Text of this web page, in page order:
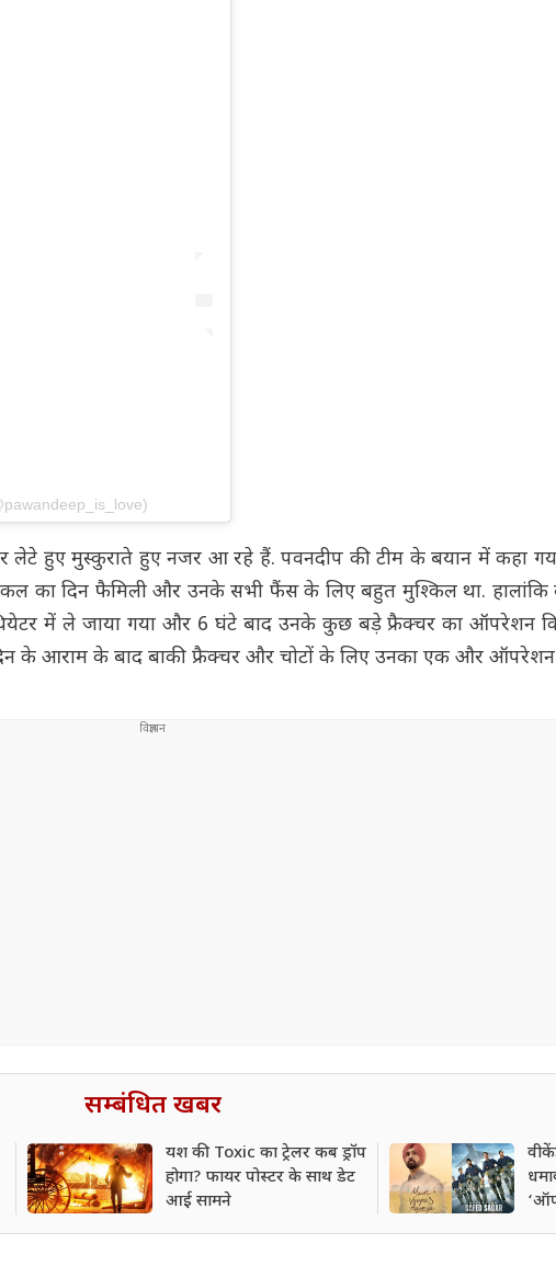
लेटे हुए मुस्कुराते हुए नजर आ रहे हैं. पवनदीप की टीम के बयान में कहा
का दिन फैमिली और उनके सभी फैंस के लिए बहुत मुश्किल था. हालांकि
में ले जाया गया और 6 घंटे बाद उनके कुछ बड़े फ्रैक्चर का ऑपरेशन
के आराम के बाद बाकी फ्रैक्चर और चोटों के लिए उनका एक और ऑपरेशन
सम्बंधित खबर
यश की Toxic का ट्रेलर कब ड्रॉप
होगा? फायर पोस्टर के साथ डेट
आई सामने